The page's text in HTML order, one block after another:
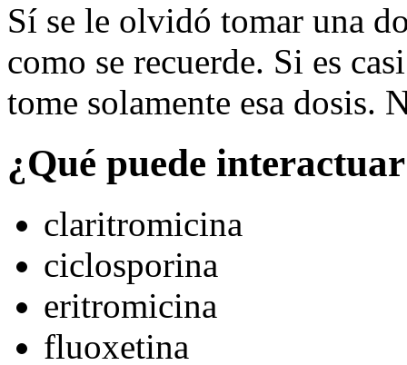
Sí se le olvidó tomar una
como se recuerde. Si es
tome solamente esa dosis.
¿Qué puede
claritromicina
ciclosporina
eritromicina
fluoxetina